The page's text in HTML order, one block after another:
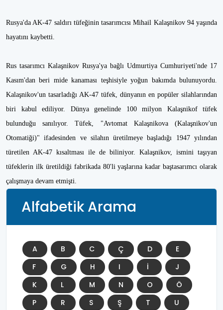
Rusya'da AK-47 saldırı tüfeğinin tasarımcısı Mihail Kalaşnikov 94 yaşında
hayatını kaybetti.
Rus tasarımcı Kalaşnikov Rusya'ya bağlı Udmurtiya Cumhuriyeti'nde 17
Kasım'dan beri mide kanaması teşhisiyle yoğun bakımda bulunuyordu.
Kalaşnikov'un tasarladığı AK-47 tüfek, dünyanın en popüler silahlarından
biri kabul ediliyor. Dünya genelinde 100 milyon Kalaşnikof tüfek
bulunduğu sanılıyor. Tüfek, "Avtomat Kalaşnikova (Kalaşnikov'un
Otomatiği)" ifadesinden ve silahın üretilmeye başladığı 1947 yılından
türetilen AK-47 kısaltması ile de biliniyor. Kalaşnikov, ismini taşıyan
tüfeklerin ilk üretildiği fabrikada 80'li yaşlarına kadar baştasarımcı olarak
çalışmaya devam etmişti.
Alfabetik Arama
A B C Ç D
E
F
G H I İ
J
K
L M N O
Ö
P
R S Ş T
U